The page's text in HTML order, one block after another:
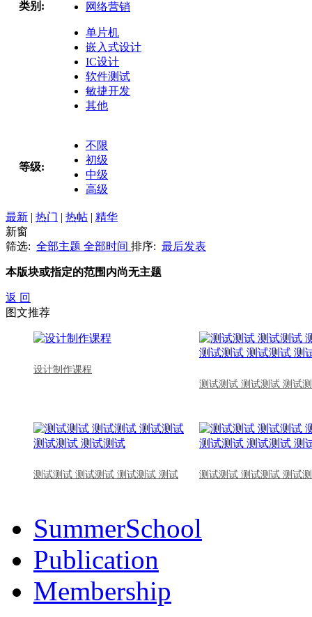
类别:
网络营销
单片机
嵌入式设计
IC设计
软件测试
敏捷开发
其他
等级:
不限
初级
中级
高级
最新 | 热门 | 热帖 | 精华
新窗
筛选: 全部主题 全部时间 排序: 最后发表
本版块或指定的范围内尚无主题
返 回
图文推荐
设计制作课程
测试测试 测试测试 测试
测试测试 测试测试 测试测试 测试 测试测试 测试测试 测试
SummerSchool
Publication
Membership